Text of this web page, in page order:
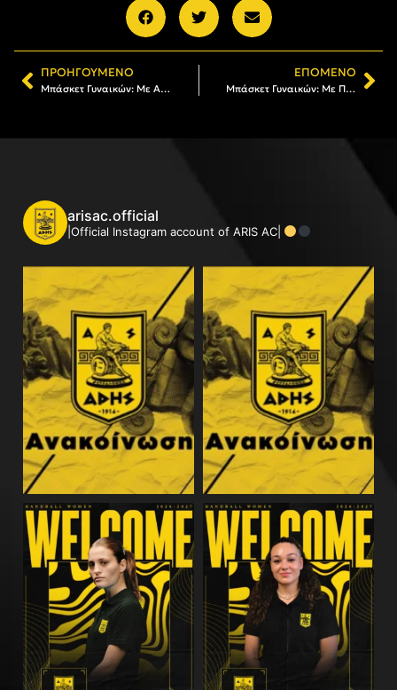
ΠΡΟΗΓΟΎΜΕΝΟ
Μπάσκετ Γυναικών: Με Ανόρθωση Βόλου την Κυριακή (26/1, 13:00)
ΕΠΌΜΕΝΟ
Μπάσκετ Γυναικών: Με Πιερικό την Κυριακή στο «Nick Galis Hall» (2/2, 12:00)
arisac.official
|Official Instagram account of ARIS AC|